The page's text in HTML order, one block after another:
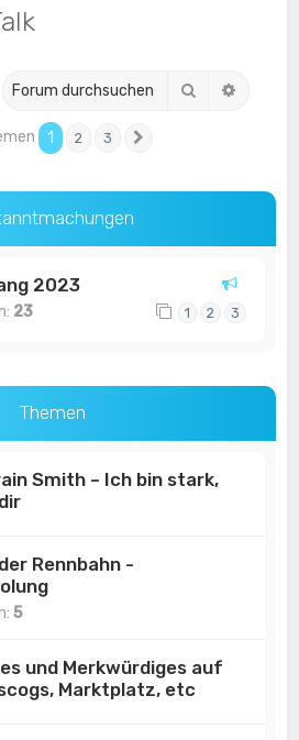
Suche
1 2 3
2023
23 1 2 3
Themen
Smith – Ich bin stark,
Rennbahn -
5
und Merkwürdiges auf
Marktplatz, etc